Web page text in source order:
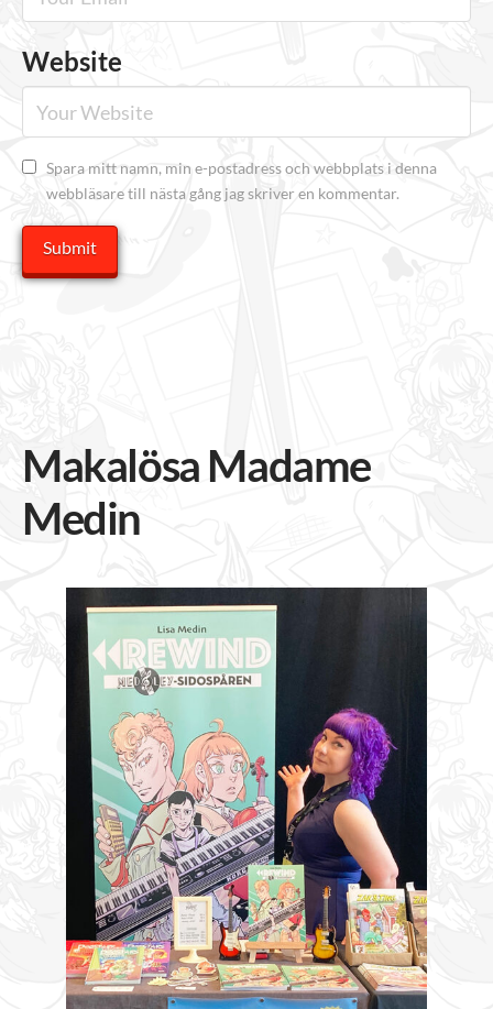
Website
Spara mitt namn, min e-postadress och webbplats i denna
webbläsare till nästa gång jag skriver en kommentar.
Makalösa Madame
Medin